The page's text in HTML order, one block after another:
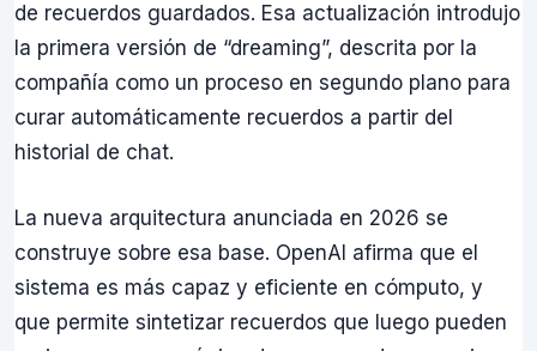
de recuerdos guardados. Esa actualización introdujo
la primera versión de “dreaming”, descrita por la
compañía como un proceso en segundo plano para
curar automáticamente recuerdos a partir del
historial de chat.
La nueva arquitectura anunciada en 2026 se
construye sobre esa base. OpenAI afirma que el
sistema es más capaz y eficiente en cómputo, y
que permite sintetizar recuerdos que luego pueden